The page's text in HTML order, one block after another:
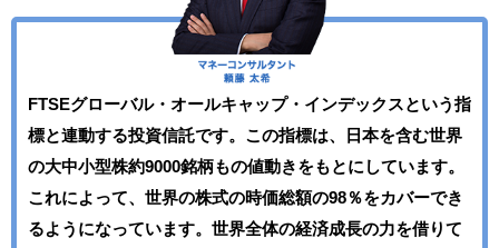
FTSEグローバル・オールキャップ・インデックスという指
標と連動する投資信託です。この指標は、日本を含む世界
の大中小型株約9000銘柄もの値動きをもとにしています。
これによって、世界の株式の時価総額の98％をカバーでき
るようになっています。世界全体の経済成長の力を借りて